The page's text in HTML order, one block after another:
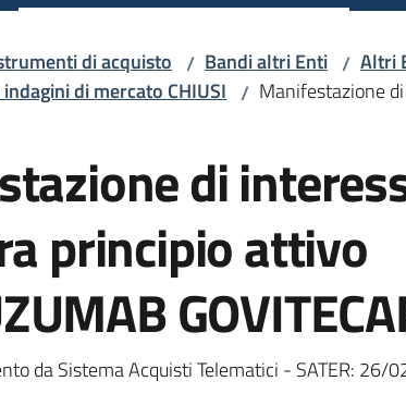
di acquisto / Bandi altri Enti / Altri
di mercato CHIUSI / Manifestazione
di
principio attivo
da Sistema Acquisti Telematici - SATER: 26/